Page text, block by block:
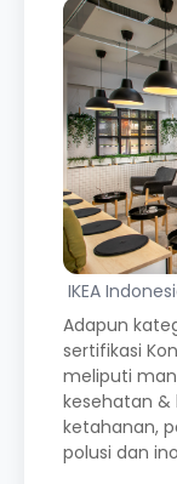
IKEA
Adapun
sertifikasi
meliputi
kesehatan &
ketahanan,
polusi dan